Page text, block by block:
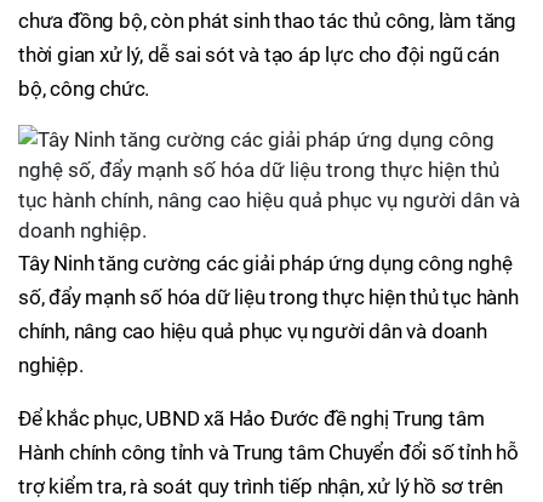
chưa đồng bộ, còn phát sinh thao tác thủ công, làm tăng
thời gian xử lý, dễ sai sót và tạo áp lực cho đội ngũ cán
bộ, công chức.
Tây Ninh tăng cường các giải pháp ứng dụng công nghệ
số, đẩy mạnh số hóa dữ liệu trong thực hiện thủ tục hành
chính, nâng cao hiệu quả phục vụ người dân và doanh
nghiệp.
Để khắc phục, UBND xã Hảo Đước đề nghị Trung tâm
Hành chính công tỉnh và Trung tâm Chuyển đổi số tỉnh hỗ
trợ kiểm tra, rà soát quy trình tiếp nhận, xử lý hồ sơ trên